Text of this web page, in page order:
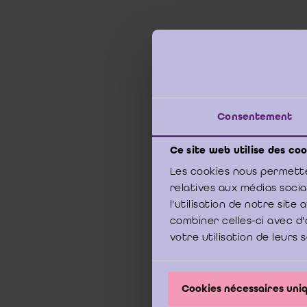
Consentement
Ce site web utilise des
Les cookies nous
relatives aux médias
l'utilisation de notre site
combiner celles-ci avec
votre utilisation de leurs
Cookies nécessaires
10
Een
het
een
kan